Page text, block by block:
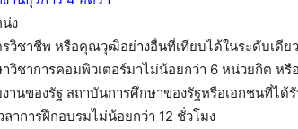
ง
วิชาชีพ หรือคุณวุฒิอย่างอื่นที่เทียบได้ในระดับเดีย
วิชาการคอมพิวเตอร์มาไม่น้อยกว่า 6 หน่วยกิต ห
านของรัฐ สถาบันการศึกษาของรัฐหรือเอกชนที่ได้
ลาการฝึกอบรมไม่น้อยกว่า 12 ชั่วโมง